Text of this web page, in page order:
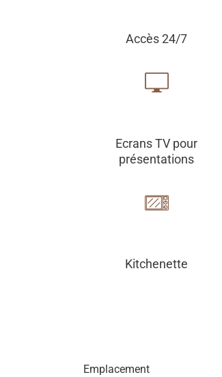
Accès 24/7
Ecrans TV pour
présentations
Kitchenette
Emplacement